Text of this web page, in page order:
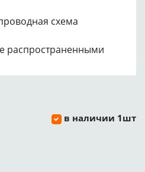
схема
распространенными
в наличии 1шт